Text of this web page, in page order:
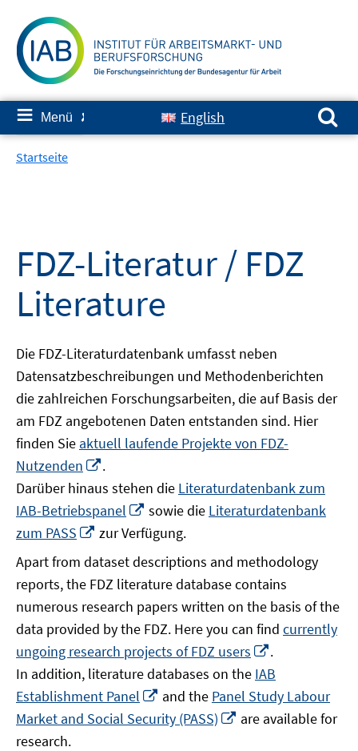
zum
Inhalt
≡ Menü ✘ English
Suchen nach:
Startseite
FDZ-Literatur / FDZ
Literature
Die FDZ-Literaturdatenbank umfasst neben
Datensatzbeschreibungen und Methodenberichten
die zahlreichen Forschungsarbeiten, die auf Basis der
am FDZ angebotenen Daten entstanden sind. Hier
finden Sie aktuell laufende Projekte von FDZ-
Nutzenden
neuem
Fenster
öffnen
.
Darüber hinaus stehen die Literaturdatenbank zum
IAB-Betriebspanel
In
neuem
Fenster
öffnen
sowie die Literaturdatenbank
zum PASS
In
Fenster
öffnen
zur Verfügung.
Apart from dataset descriptions and methodology
reports, the FDZ literature database contains
numerous research papers written on the basis of the
data provided by the FDZ. Here you can find currently
ungoing research projects of FDZ users
neuem
Fenster
öffnen
.
In addition, literature databases on the IAB
Establishment Panel
In
neuem
Fenster
and the Panel Study Labour
Market and Social Security (PASS)
In
are available for
research.